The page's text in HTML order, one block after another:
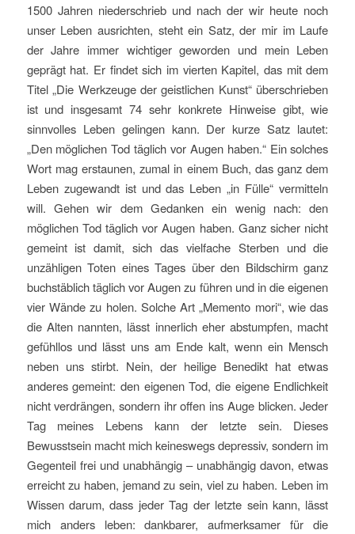
1500 Jahren niederschrieb und nach der wir heute noch
unser Leben ausrichten, steht ein Satz, der mir im Laufe
der Jahre immer wichtiger geworden und mein Leben
geprägt hat. Er findet sich im vierten Kapitel, das mit dem
Titel „Die Werkzeuge der geistlichen Kunst“ überschrieben
ist und insgesamt 74 sehr konkrete Hinweise gibt, wie
sinnvolles Leben gelingen kann. Der kurze Satz lautet:
„Den möglichen Tod täglich vor Augen haben.“ Ein solches
Wort mag erstaunen, zumal in einem Buch, das ganz dem
Leben zugewandt ist und das Leben „in Fülle“ vermitteln
will. Gehen wir dem Gedanken ein wenig nach: den
möglichen Tod täglich vor Augen haben. Ganz sicher nicht
gemeint ist damit, sich das vielfache Sterben und die
unzähligen Toten eines Tages über den Bildschirm ganz
buchstäblich täglich vor Augen zu führen und in die eigenen
vier Wände zu holen. Solche Art „Memento mori“, wie das
die Alten nannten, lässt innerlich eher abstumpfen, macht
gefühllos und lässt uns am Ende kalt, wenn ein Mensch
neben uns stirbt. Nein, der heilige Benedikt hat etwas
anderes gemeint: den eigenen Tod, die eigene Endlichkeit
nicht verdrängen, sondern ihr offen ins Auge blicken. Jeder
Tag meines Lebens kann der letzte sein. Dieses
Bewusstsein macht mich keineswegs depressiv, sondern im
Gegenteil frei und unabhängig – unabhängig davon, etwas
erreicht zu haben, jemand zu sein, viel zu haben. Leben im
Wissen darum, dass jeder Tag der letzte sein kann, lässt
mich anders leben: dankbarer, aufmerksamer für die